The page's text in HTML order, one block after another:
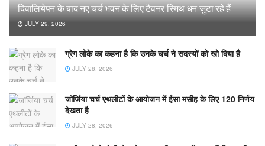
दिवालियेपन के बाद नए चर्च भवन के लिए टैवनर स्मिथ धन जुटा रहे हैं
JULY 29, 2026
ग्रेग लोके का कहना है कि उनके चर्च ने सदस्यों को खो दिया है
JULY 28, 2026
जॉर्जिया चर्च एथलीटों के आयोजन में ईसा मसीह के लिए 120 निर्णय
देखता है
JULY 28, 2026